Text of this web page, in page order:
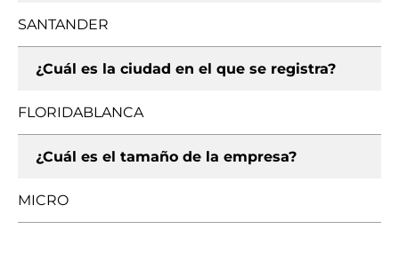
SANTANDER
¿Cuál es la ciudad en el que se registra?
FLORIDABLANCA
¿Cuál es el tamaño de la empresa?
MICRO